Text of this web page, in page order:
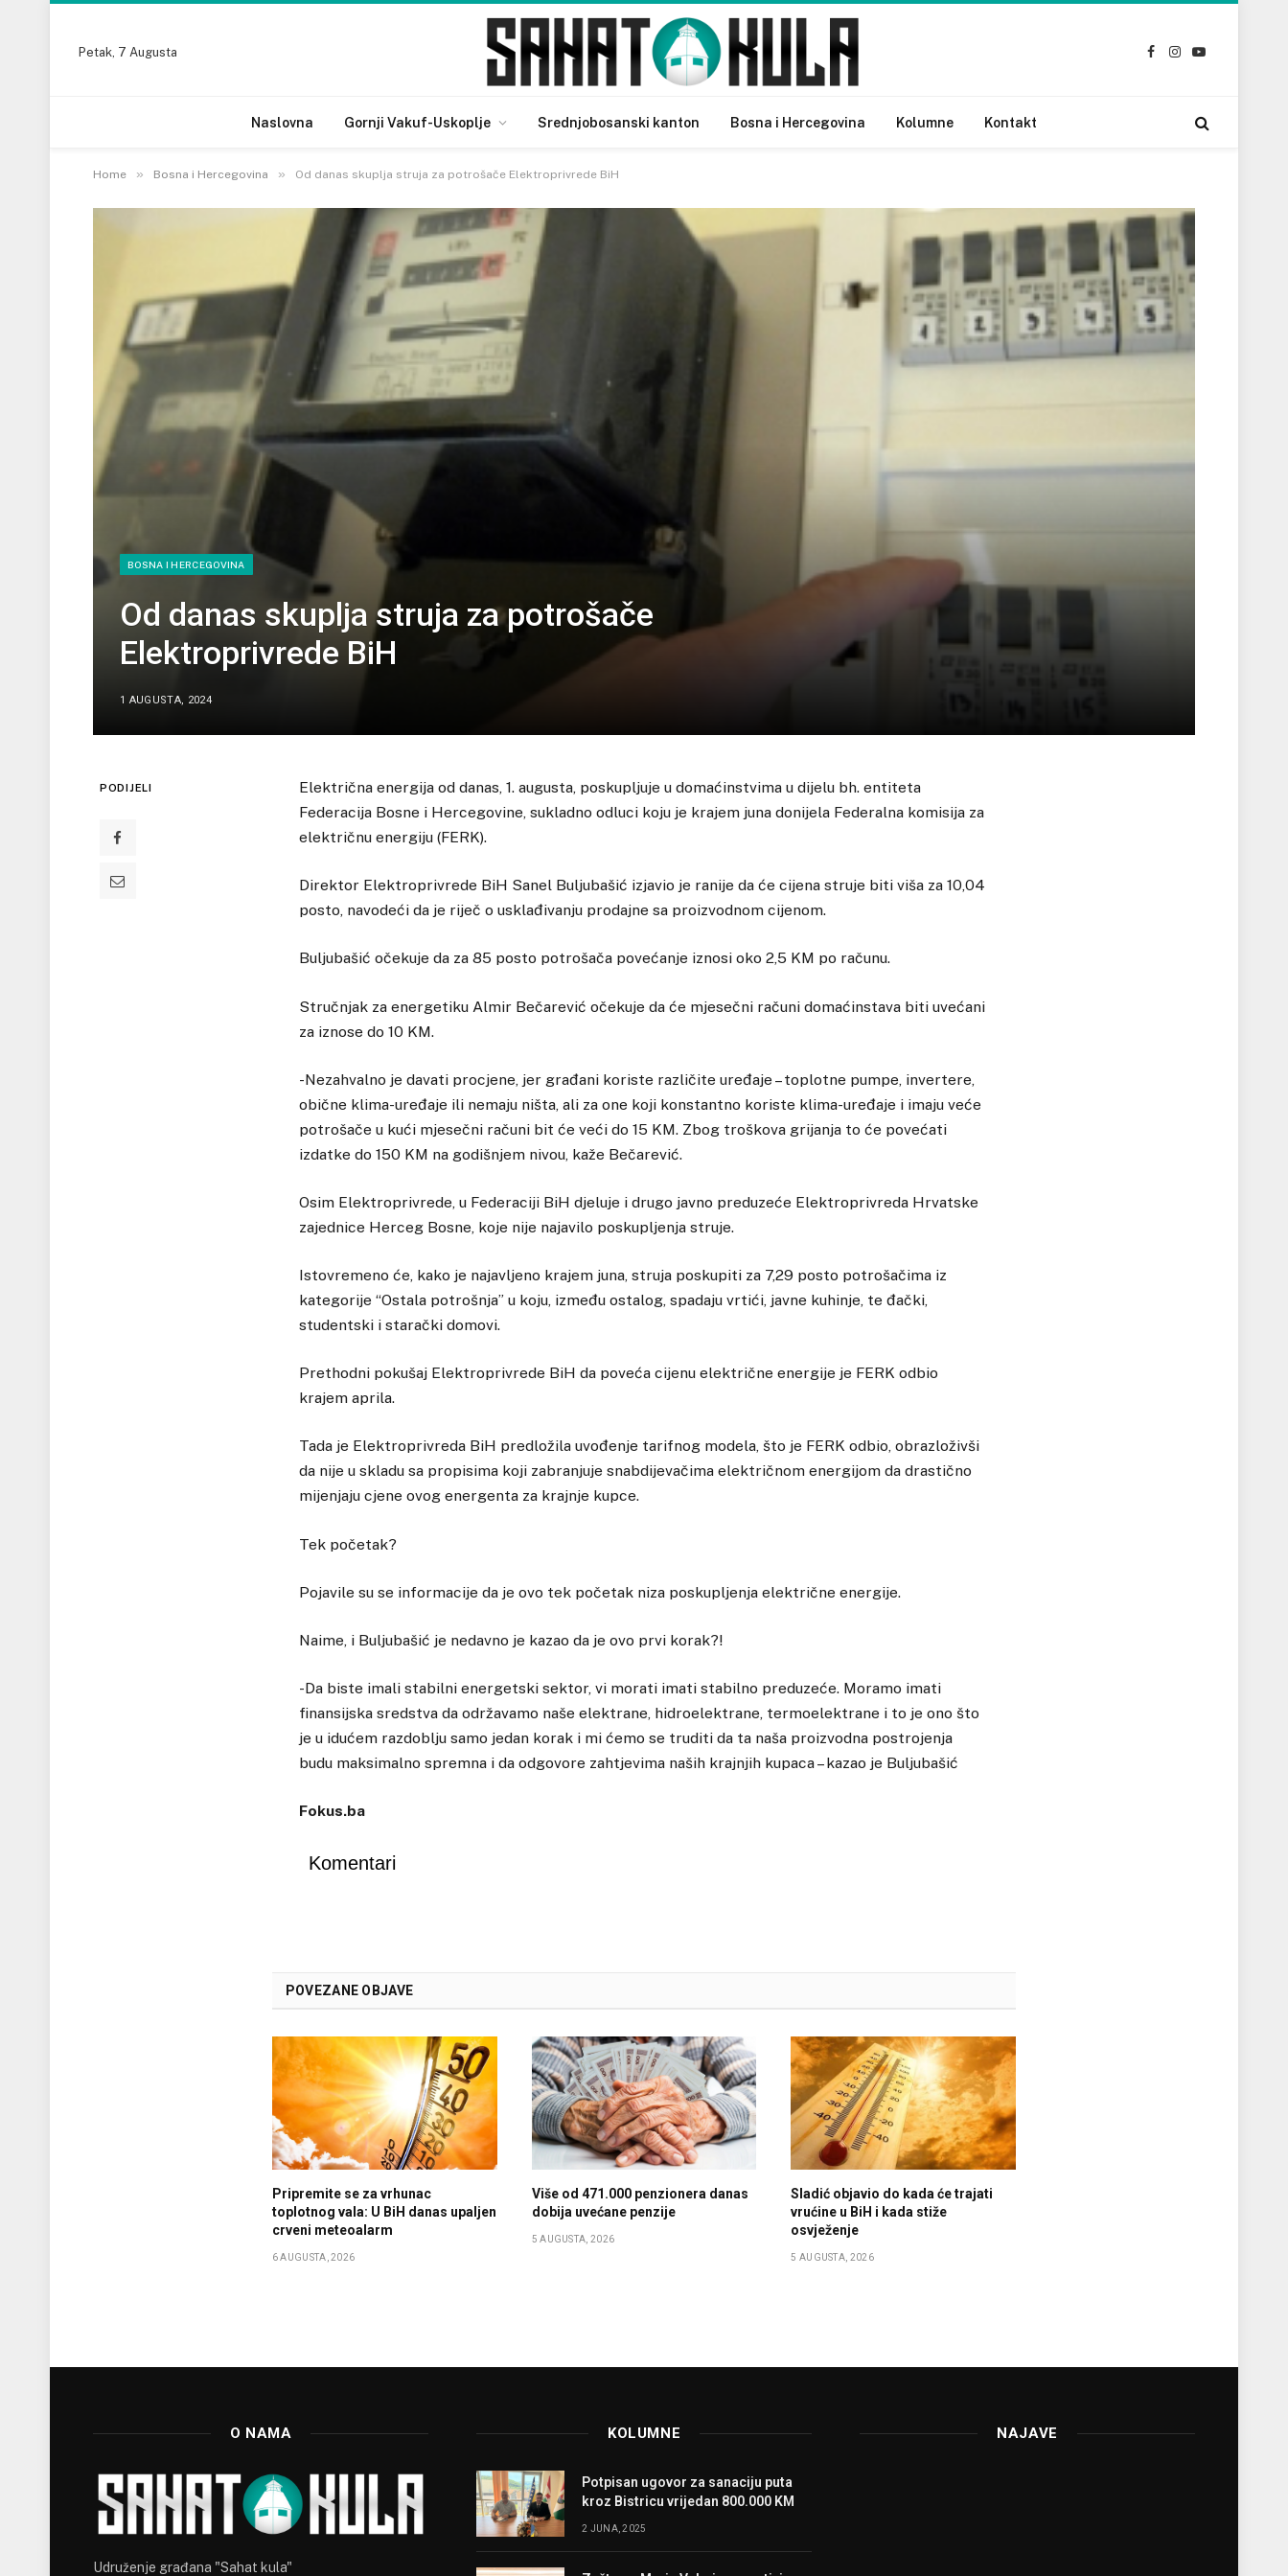
Petak, 7 Augusta
Facebook
Instagram
YouTube
Naslovna Gornji Vakuf-Uskoplje Srednjobosanski kanton Bosna i Hercegovina Kolumne Kontakt
Home » Bosna i Hercegovina » Od danas skuplja struja za potrošače Elektroprivrede BiH
BOSNA I HERCEGOVINA
Od danas skuplja struja za potrošače
Elektroprivrede BiH
1 AUGUSTA, 2024
PODIJELI
Električna energija od danas, 1. augusta, poskupljuje u domaćinstvima u dijelu bh. entiteta
Federacija Bosne i Hercegovine, sukladno odluci koju je krajem juna donijela Federalna komisija za
električnu energiju (FERK).
Direktor Elektroprivrede BiH Sanel Buljubašić izjavio je ranije da će cijena struje biti viša za 10,04
posto, navodeći da je riječ o usklađivanju prodajne sa proizvodnom cijenom.
Buljubašić očekuje da za 85 posto potrošača povećanje iznosi oko 2,5 KM po računu.
Stručnjak za energetiku Almir Bečarević očekuje da će mjesečni računi domaćinstava biti uvećani
za iznose do 10 KM.
-Nezahvalno je davati procjene, jer građani koriste različite uređaje – toplotne pumpe, invertere,
obične klima-uređaje ili nemaju ništa, ali za one koji konstantno koriste klima-uređaje i imaju veće
potrošače u kući mjesečni računi bit će veći do 15 KM. Zbog troškova grijanja to će povećati
izdatke do 150 KM na godišnjem nivou, kaže Bečarević.
Osim Elektroprivrede, u Federaciji BiH djeluje i drugo javno preduzeće Elektroprivreda Hrvatske
zajednice Herceg Bosne, koje nije najavilo poskupljenja struje.
Istovremeno će, kako je najavljeno krajem juna, struja poskupiti za 7,29 posto potrošačima iz
kategorije “Ostala potrošnja” u koju, između ostalog, spadaju vrtići, javne kuhinje, te đački,
studentski i starački domovi.
Prethodni pokušaj Elektroprivrede BiH da poveća cijenu električne energije je FERK odbio
krajem aprila.
Tada je Elektroprivreda BiH predložila uvođenje tarifnog modela, što je FERK odbio, obrazloživši
da nije u skladu sa propisima koji zabranjuje snabdijevačima električnom energijom da drastično
mijenjaju cjene ovog energenta za krajnje kupce.
Tek početak?
Pojavile su se informacije da je ovo tek početak niza poskupljenja električne energije.
Naime, i Buljubašić je nedavno je kazao da je ovo prvi korak?!
-Da biste imali stabilni energetski sektor, vi morati imati stabilno preduzeće. Moramo imati
finansijska sredstva da održavamo naše elektrane, hidroelektrane, termoelektrane i to je ono što
je u idućem razdoblju samo jedan korak i mi ćemo se truditi da ta naša proizvodna postrojenja
budu maksimalno spremna i da odgovore zahtjevima naših krajnjih kupaca – kazao je Buljubašić
Fokus.ba
Komentari
POVEZANE OBJAVE
Pripremite se za vrhunac
toplotnog vala: U BiH danas upaljen
crveni meteoalarm
6 AUGUSTA, 2026
Više od 471.000 penzionera danas
dobija uvećane penzije
5 AUGUSTA, 2026
Sladić objavio do kada će trajati
vrućine u BiH i kada stiže
osvježenje
5 AUGUSTA, 2026
O NAMA
Udruženje građana "Sahat kula"
KOLUMNE
Potpisan ugovor za sanaciju puta
kroz Bistricu vrijedan 800.000 KM
2 JUNA, 2025
NAJAVE